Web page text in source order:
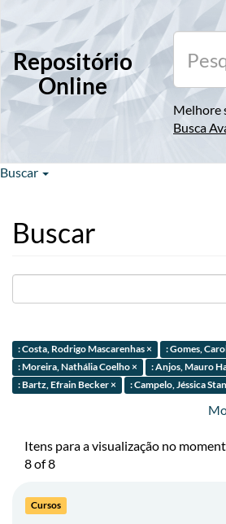
Repositório
Online
Melhore
Busca
Buscar
Buscar
: Costa, Rodrigo Mascarenhas × : Gomes,
: Moreira, Nathália Coelho ×
: Anjos, Mauro
: Bartz, Efrain Becker ×
: Campelo, Jéssica
Itens para a visualização no
8 of 8
Cursos